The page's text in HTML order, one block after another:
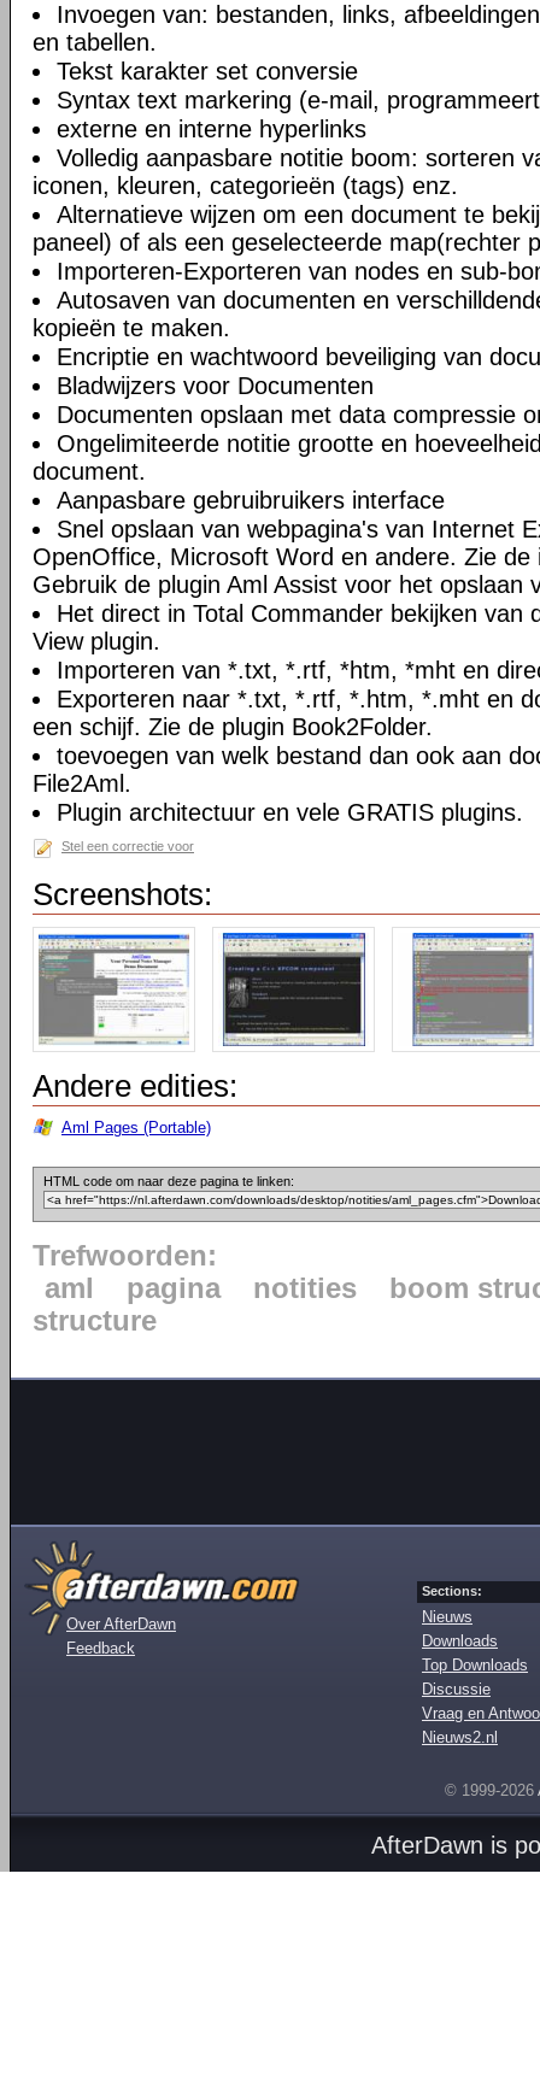
Invoegen van: bestanden, links,
en tabellen.
Tekst karakter set conversie
Syntax text markering (e-mail,
externe en interne hyperlinks
Volledig aanpasbare notitie boom: sorteren
iconen, kleuren, categorieën (tags) enz.
Alternatieve wijzen om een document te
paneel) of als een geselecteerde map(rechter
Importeren-Exporteren van nodes en sub-
Autosaven van documenten en
kopieën te maken.
Encriptie en wachtwoord beveiliging van
Bladwijzers voor Documenten
Documenten opslaan met data compressie
Ongelimiteerde notitie grootte en
document.
Aanpasbare gebruibruikers interface
Snel opslaan van webpagina's van Internet
OpenOffice, Microsoft Word en andere. Zie de
Gebruik de plugin Aml Assist voor het opslaan
Het direct in Total Commander bekijken van
View plugin.
Importeren van *.txt, *.rtf, *htm, *mht en
Exporteren naar *.txt, *.rtf, *.htm, *.mht en
een schijf. Zie de plugin Book2Folder.
toevoegen van welk bestand dan ook aan
File2Aml.
Plugin architectuur en vele GRATIS plugins.
Stel een correctie voor
Screenshots:
Andere edities:
Aml Pages (Portable)
HTML code om naar deze pagina te linken:
Trefwoorden:
aml
pagina notities
boom
structure
Over AfterDawn
Feedback
Sections:
Nieuws
Downloads
Top Downloads
Discussie
Vraag en
Nieuws2.nl
© 1999-2026
AfterDawn is